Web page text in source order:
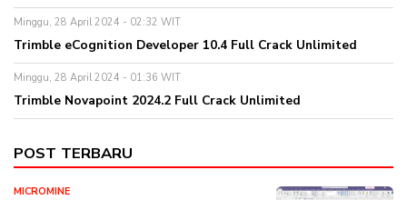
Minggu, 28 April 2024 - 02:32 WIT
Trimble eCognition Developer 10.4 Full Crack Unlimited
Minggu, 28 April 2024 - 01:36 WIT
Trimble Novapoint 2024.2 Full Crack Unlimited
POST TERBARU
MICROMINE